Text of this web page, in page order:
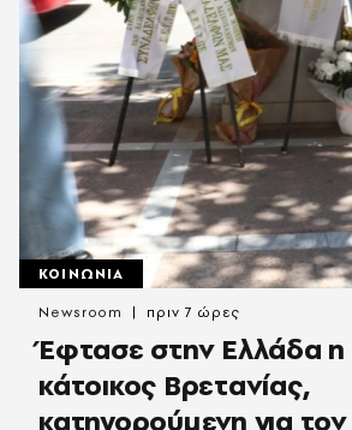
ΚΟΙΝΩΝΙΑ
Έφτασε στην Ελλάδα
κάτοικος Βρετανίας,
κατηγορούμενη για
Newsroom πριν 7 ώρες